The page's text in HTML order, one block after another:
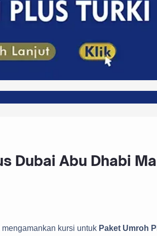
Dubai Abu Dhabi
kursi untuk Paket Umroh